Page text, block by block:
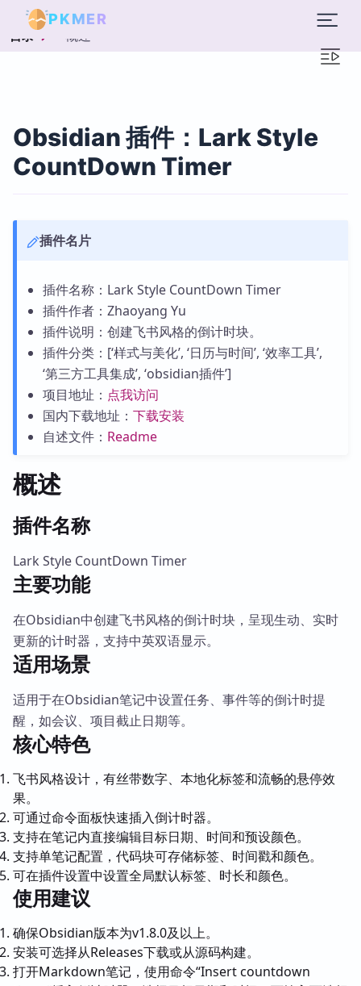
PKMER
目录 概述
Obsidian 插件：Lark Style
CountDown Timer
插件名片
插件名称：Lark Style CountDown Timer
插件作者：Zhaoyang Yu
插件说明：创建飞书风格的倒计时块。
插件分类：[‘样式与美化’, ‘日历与时间’, ‘效率工具’,
‘第三方工具集成’, ‘obsidian插件’]
项目地址： 点我访问
国内下载地址： 下载安装
自述文件： Readme
概述
插件名称
Lark Style CountDown Timer
主要功能
在Obsidian中创建飞书风格的倒计时块，呈现生动、实时
更新的计时器，支持中英双语显示。
适用场景
适用于在Obsidian笔记中设置任务、事件等的倒计时提
醒，如会议、项目截止日期等。
核心特色
飞书风格设计，有丝带数字、本地化标签和流畅的悬停效
果。
可通过命令面板快速插入倒计时器。
支持在笔记内直接编辑目标日期、时间和预设颜色。
支持单笔记配置，代码块可存储标签、时间戳和颜色。
可在插件设置中设置全局默认标签、时长和颜色。
使用建议
确保Obsidian版本为v1.8.0及以上。
安装可选择从Releases下载或从源码构建。
打开Markdown笔记，使用命令“Insert countdown